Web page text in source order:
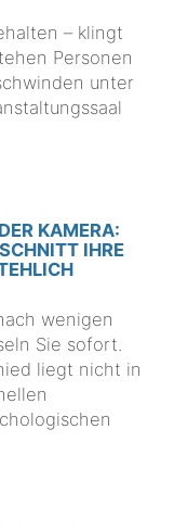
– klingt
Personen
unter
KAMERA:
IHRE
wenigen
Sie sofort.
liegt nicht in